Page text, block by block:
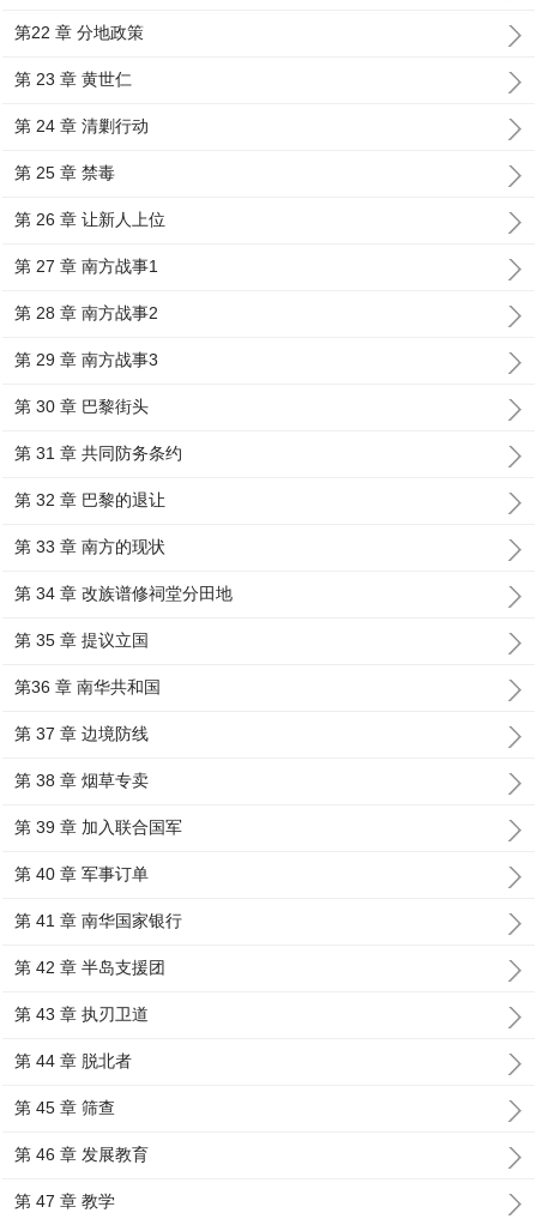
第22 章 分地政策
第 23 章 黄世仁
第 24 章 清剿行动
第 25 章 禁毒
第 26 章 让新人上位
第 27 章 南方战事1
第 28 章 南方战事2
第 29 章 南方战事3
第 30 章 巴黎街头
第 31 章 共同防务条约
第 32 章 巴黎的退让
第 33 章 南方的现状
第 34 章 改族谱修祠堂分田地
第 35 章 提议立国
第36 章 南华共和国
第 37 章 边境防线
第 38 章 烟草专卖
第 39 章 加入联合国军
第 40 章 军事订单
第 41 章 南华国家银行
第 42 章 半岛支援团
第 43 章 执刃卫道
第 44 章 脱北者
第 45 章 筛查
第 46 章 发展教育
第 47 章 教学